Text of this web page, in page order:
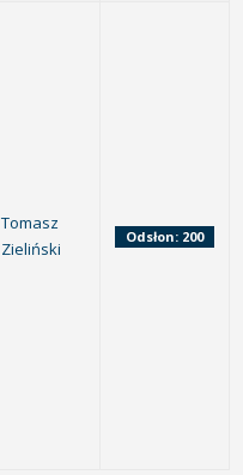
Tomasz
Zieliński
Odsłon: 200